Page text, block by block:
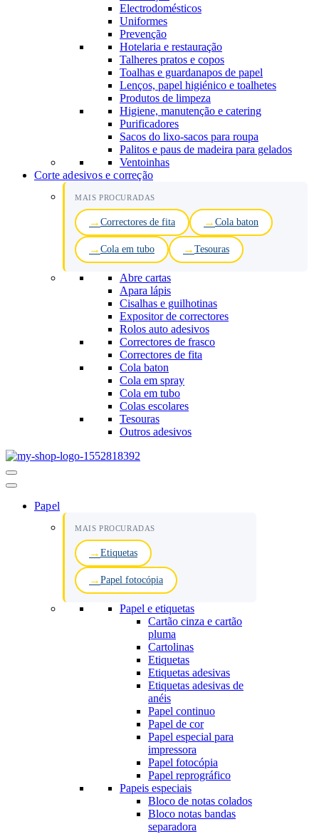
Electrodomésticos
Uniformes
Prevenção
Hotelaria e restauração
Talheres pratos e copos
Toalhas e guardanapos de papel
Lenços, papel higiénico e toalhetes
Produtos de limpeza
Higiene, manutenção e catering
Purificadores
Sacos do lixo-sacos para roupa
Palitos e paus de madeira para gelados
Ventoinhas
Corte adesivos e correção
MAIS PROCURADAS
Correctores de fita Cola baton
Cola em tubo Tesouras
Abre cartas
Apara lápis
Cisalhas e guilhotinas
Expositor de correctores
Rolos auto adesivos
Correctores de frasco
Correctores de fita
Cola baton
Cola em spray
Cola em tubo
Colas escolares
Tesouras
Outros adesivos
Menu
de
Papel
MAIS PROCURADAS
Etiquetas
Papel fotocópia
Papel e etiquetas
Cartão cinza e cartão
pluma
Cartolinas
Etiquetas
Etiquetas adesivas
Etiquetas adesivas de
anéis
Papel continuo
Papel de cor
Papel especial para
impressora
Papel fotocópia
Papel reprográfico
Papeis especiais
Bloco de notas colados
Bloco notas bandas
separadora